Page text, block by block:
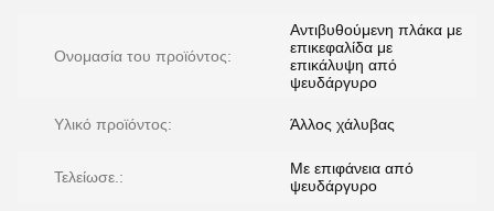
Ονομασία του προϊόντος:
Αντιβυθούμενη πλάκα με
επικεφαλίδα με
επικάλυψη από
ψευδάργυρο
Υλικό προϊόντος: Άλλος χάλυβας
Τελείωσε.:
Με επιφάνεια από
ψευδάργυρο